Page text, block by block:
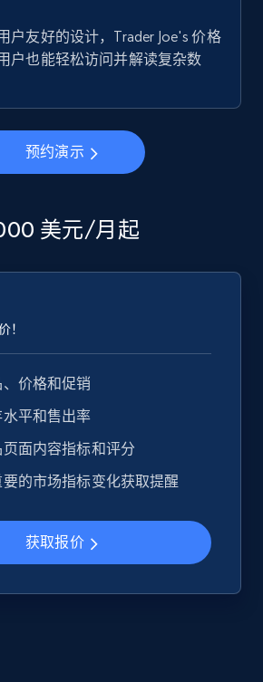
户友好的设计，Trader Joe's 价格
户也能轻松访问并解读复杂数
预约演示
美元/月起
！
价格和促销
平和售出率
面内容指标和评分
的市场指标变化获取提醒
获取报价